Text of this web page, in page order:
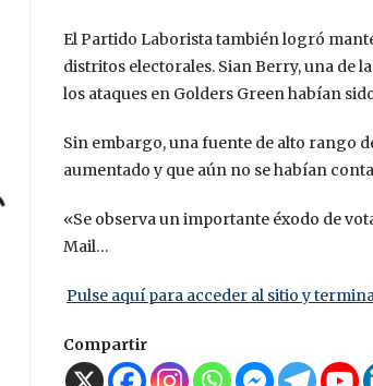
El Partido Laborista también logró
distritos electorales. Sian Berry, una de
los ataques en Golders Green habían
Sin embargo, una fuente de alto rango
aumentado y que aún no se habían
«Se observa un importante éxodo de
Mail…
Pulse aquí para acceder al sitio y
Compartir